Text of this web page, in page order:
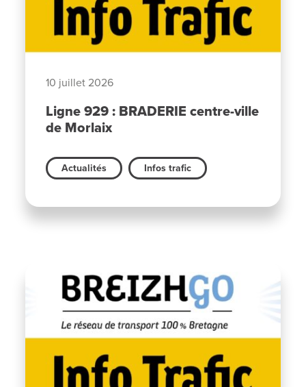
10 juillet 2026
Ligne 929 : BRADERIE centre-ville
de Morlaix
Actualités Infos trafic